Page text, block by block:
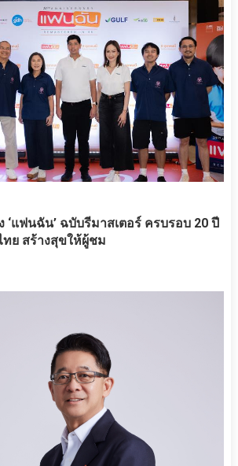
‘แฟนฉัน’ ฉบับรีมาสเตอร์ ครบรอบ 20 ปี
ทย สร้างสุขให้ผู้ชม